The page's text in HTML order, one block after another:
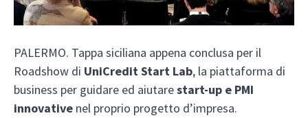
PALERMO. Tappa siciliana appena conclusa per il
Roadshow di UniCredit Start Lab, la piattaforma di
business per guidare ed aiutarestart-up e PMI
innovative nel proprio progetto d’impresa.